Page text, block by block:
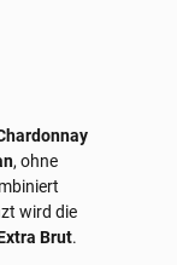
, ohne
wird die
Brut.